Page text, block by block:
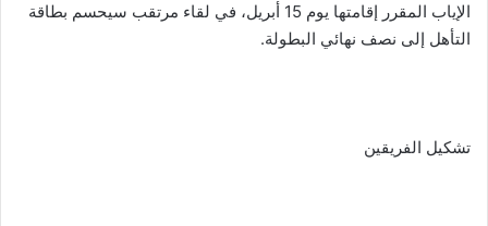
الإياب المقرر إقامتها يوم 15 أبريل، في لقاء مرتقب سيحسم بطاقة
التأهل إلى نصف نهائي البطولة.
تشكيل الفريقين